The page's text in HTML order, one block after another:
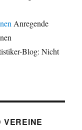
Anregende
Blog: Nicht
VEREINE